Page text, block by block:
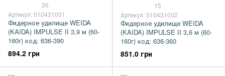
26
Артикул: 010431001
Фидерное удилище WEIDA
(KAIDA) IMPULSE II 3,9 м (60-
160г) код: 636-390
894.2 грн
15
Артикул: 010431002
Фидерное удилище WEIDA
(KAIDA) IMPULSE II 3,6 м (60-
160г) код: 636-360
851.0 грн